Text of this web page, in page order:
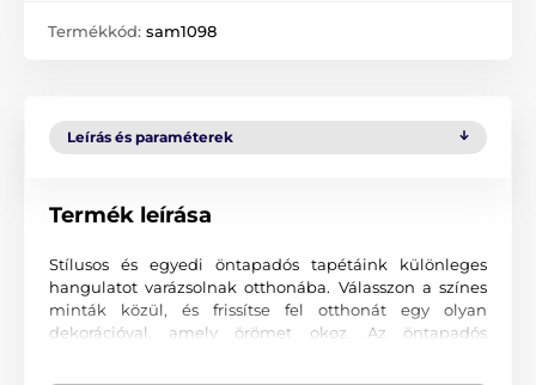
Termékkód: sam1098
Leírás és paraméterek
Termék leírása
Stílusos és egyedi öntapadós tapétáink különleges
hangulatot varázsolnak otthonába. Válasszon a színes
minták közül, és frissítse fel otthonát egy olyan
dekorációval, amely örömet okoz. Az öntapadós